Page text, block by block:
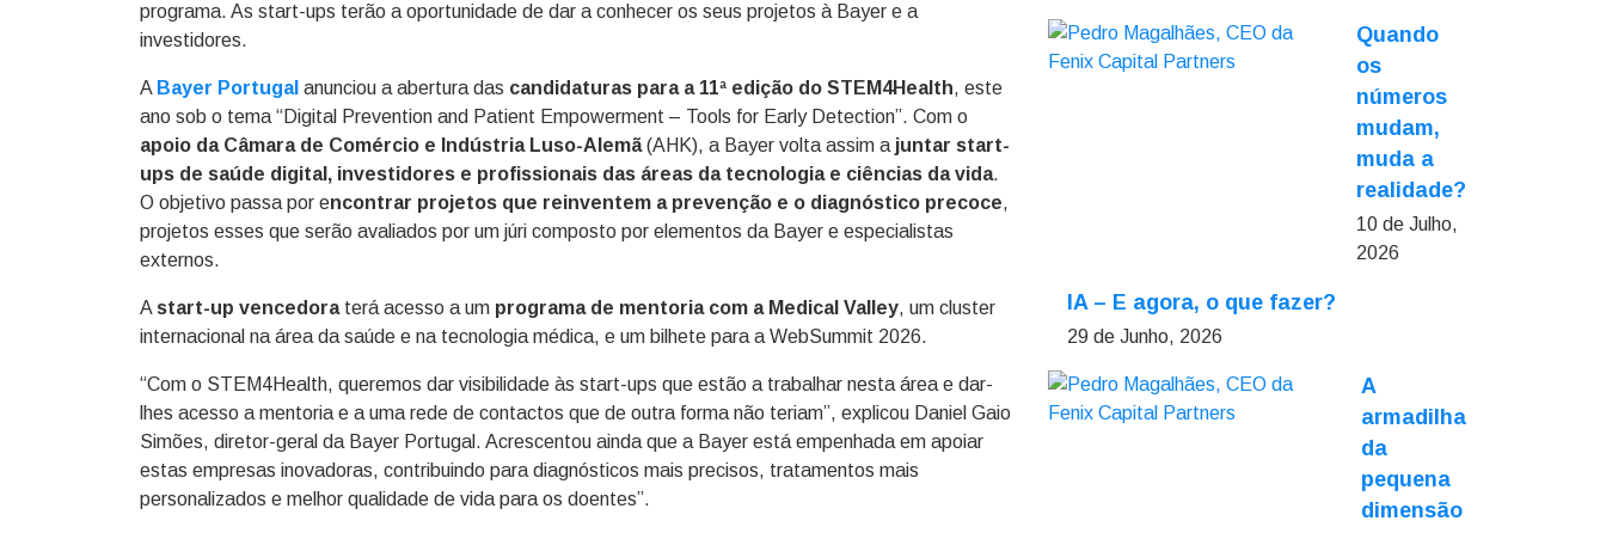
programa. As start-ups terão a oportunidade de dar a conhecer os seus projetos à Bayer e a
investidores.
A Bayer Portugal anunciou a abertura das candidaturas para a 11ª edição do STEM4Health, este
ano sob o tema “Digital Prevention and Patient Empowerment – Tools for Early Detection”. Com o
apoio da Câmara de Comércio e Indústria Luso-Alemã(AHK), a Bayer volta assim a juntar start-
ups de saúde digital, investidores e profissionais das áreas da tecnologia e ciências da vida.
O objetivo passa por encontrar projetos que reinventem a prevenção e o diagnóstico precoce,
projetos esses que serão avaliados por um júri composto por elementos da Bayer e especialistas
externos.
A start-up vencedoraterá acesso a um programa de mentoria com a Medical Valley, um cluster
internacional na área da saúde e na tecnologia médica, e um bilhete para a WebSummit 2026.
“Com o STEM4Health, queremos dar visibilidade às start-ups que estão a trabalhar nesta área e dar-
lhes acesso a mentoria e a uma rede de contactos que de outra forma não teriam”, explicou Daniel Gaio
Simões, diretor-geral da Bayer Portugal. Acrescentou ainda que a Bayer está empenhada em apoiar
estas empresas inovadoras, contribuindo para diagnósticos mais precisos, tratamentos mais
personalizados e melhor qualidade de vida para os doentes”.
Quando
os
números
mudam,
muda a
realidade?
10 de Julho,
2026
IA – E agora, o que fazer?
29 de Junho, 2026
A
armadilha
da
pequena
dimensão